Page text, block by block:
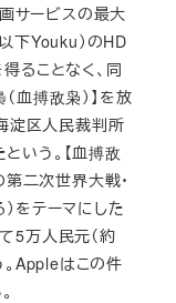
サービスの最大
下Youku）のHD
ることなく、同
血搏敌枭）】を放
淀区人民裁判所
いう。【血搏敌
二次世界大戦・
をテーマにした
5万人民元（約
Appleはこの件